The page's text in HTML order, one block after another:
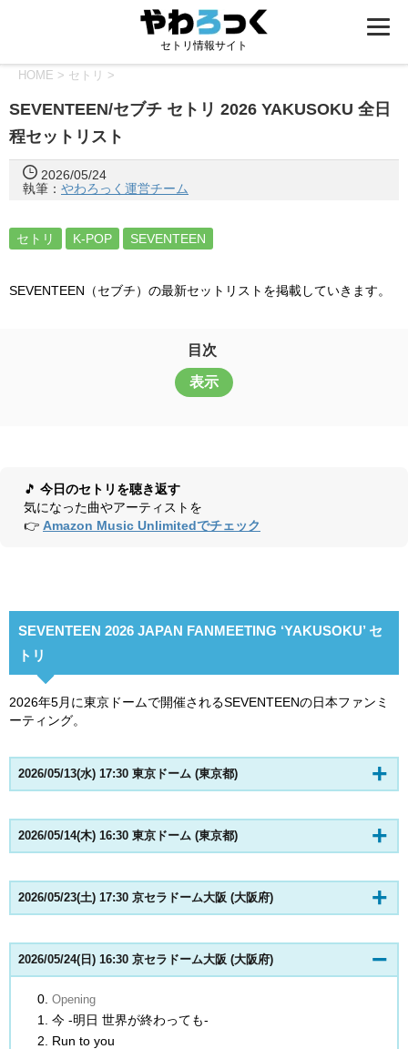
セトリ情報サイト
HOME > セトリ >
SEVENTEEN/セブチ セトリ 2026 YAKUSOKU 全日
程セットリスト
2026/05/24
執筆： やわろっく運営チーム
セトリ K-POP SEVENTEEN
SEVENTEEN（セブチ）の最新セットリストを掲載していきます。
目次
表示
🎵 今日のセトリを聴き返す
気になった曲やアーティストを
👉 Amazon Music Unlimitedでチェック
SEVENTEEN 2026 JAPAN FANMEETING ‘YAKUSOKU’ セ
トリ
2026年5月に東京ドームで開催されるSEVENTEENの日本ファンミ
ーティング。
2026/05/13(水) 17:30 東京ドーム (東京都)
2026/05/14(木) 16:30 東京ドーム (東京都)
2026/05/23(土) 17:30 京セラドーム大阪 (大阪府)
2026/05/24(日) 16:30 京セラドーム大阪 (大阪府)
Opening
今 -明日 世界が終わっても-
Run to you